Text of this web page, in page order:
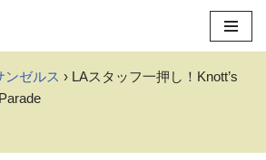
ンゼルス › LAスタッフ一押し！Knott’s